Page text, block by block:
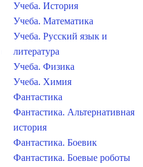
Учеба. История
Учеба. Математика
Учеба. Русский язык и
литература
Учеба. Физика
Учеба. Химия
Фантастика
Фантастика. Альтернативная
история
Фантастика. Боевик
Фантастика. Боевые роботы